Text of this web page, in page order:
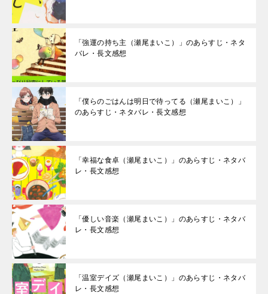
「強運の持ち主（瀬尾まいこ）」のあらすじ・ネタ
バレ・長文感想
「僕らのごはんは明日で待ってる（瀬尾まいこ）」
のあらすじ・ネタバレ・長文感想
「幸福な食卓（瀬尾まいこ）」のあらすじ・ネタバ
レ・長文感想
「優しい音楽（瀬尾まいこ）」のあらすじ・ネタバ
レ・長文感想
「温室デイズ（瀬尾まいこ）」のあらすじ・ネタバ
レ・長文感想